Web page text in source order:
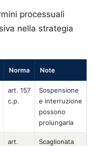
processuali
nella strategia
Norma Note
art. 157
c.p.
Sospensione
e interruzione
possono
prolungarla
art.
Scaglionata